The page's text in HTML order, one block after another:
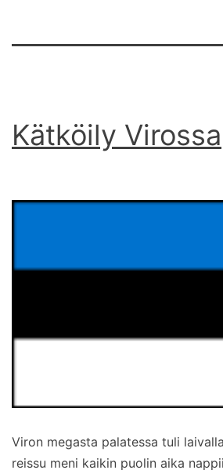
Kätköily Virossa
Viron megasta palatessa tuli
reissu meni kaikin puolin aika